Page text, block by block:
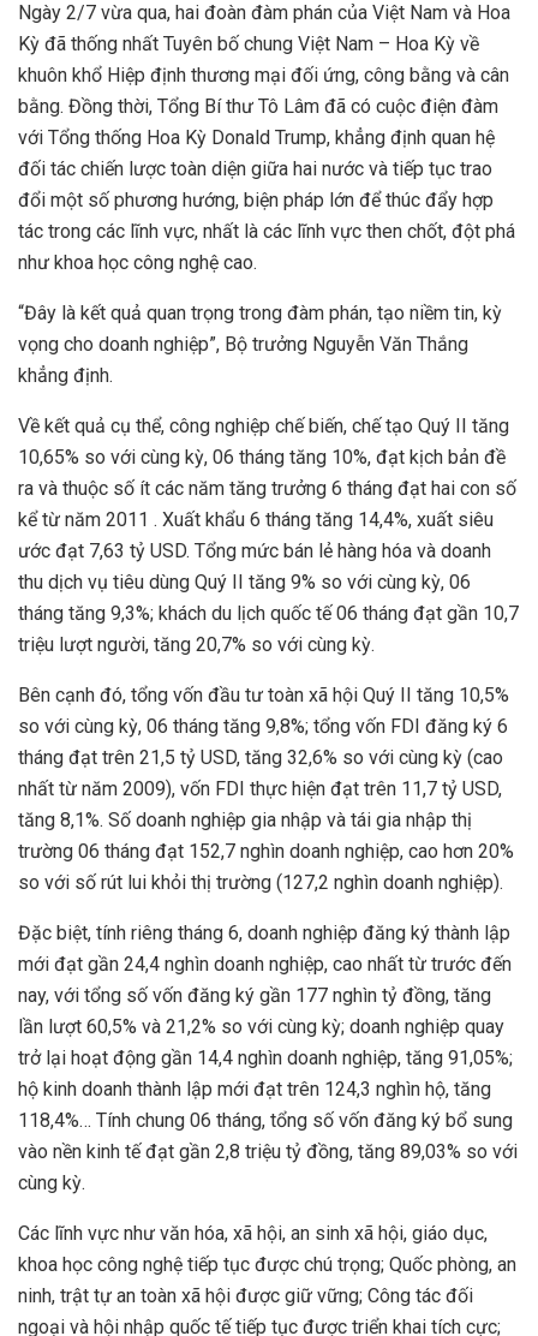
Ngày 2/7 vừa qua, hai đoàn đàm phán của Việt Nam và Hoa
Kỳ đã thống nhất Tuyên bố chung Việt Nam – Hoa Kỳ về
khuôn khổ Hiệp định thương mại đối ứng, công bằng và cân
bằng. Đồng thời, Tổng Bí thư Tô Lâm đã có cuộc điện đàm
với Tổng thống Hoa Kỳ Donald Trump, khẳng định quan hệ
đối tác chiến lược toàn diện giữa hai nước và tiếp tục trao
đổi một số phương hướng, biện pháp lớn để thúc đẩy hợp
tác trong các lĩnh vực, nhất là các lĩnh vực then chốt, đột phá
như khoa học công nghệ cao.
“Đây là kết quả quan trọng trong đàm phán, tạo niềm tin, kỳ
vọng cho doanh nghiệp”, Bộ trưởng Nguyễn Văn Thắng
khẳng định.
Về kết quả cụ thể, công nghiệp chế biến, chế tạo Quý II tăng
10,65% so với cùng kỳ, 06 tháng tăng 10%, đạt kịch bản đề
ra và thuộc số ít các năm tăng trưởng 6 tháng đạt hai con số
kể từ năm 2011 . Xuất khẩu 6 tháng tăng 14,4%, xuất siêu
ước đạt 7,63 tỷ USD. Tổng mức bán lẻ hàng hóa và doanh
thu dịch vụ tiêu dùng Quý II tăng 9% so với cùng kỳ, 06
tháng tăng 9,3%; khách du lịch quốc tế 06 tháng đạt gần 10,7
triệu lượt người, tăng 20,7% so với cùng kỳ.
Bên cạnh đó, tổng vốn đầu tư toàn xã hội Quý II tăng 10,5%
so với cùng kỳ, 06 tháng tăng 9,8%; tổng vốn FDI đăng ký 6
tháng đạt trên 21,5 tỷ USD, tăng 32,6% so với cùng kỳ (cao
nhất từ năm 2009), vốn FDI thực hiện đạt trên 11,7 tỷ USD,
tăng 8,1%. Số doanh nghiệp gia nhập và tái gia nhập thị
trường 06 tháng đạt 152,7 nghìn doanh nghiệp, cao hơn 20%
so với số rút lui khỏi thị trường (127,2 nghìn doanh nghiệp).
Đặc biệt, tính riêng tháng 6, doanh nghiệp đăng ký thành lập
mới đạt gần 24,4 nghìn doanh nghiệp, cao nhất từ trước đến
nay, với tổng số vốn đăng ký gần 177 nghìn tỷ đồng, tăng
lần lượt 60,5% và 21,2% so với cùng kỳ; doanh nghiệp quay
trở lại hoạt động gần 14,4 nghìn doanh nghiệp, tăng 91,05%;
hộ kinh doanh thành lập mới đạt trên 124,3 nghìn hộ, tăng
118,4%… Tính chung 06 tháng, tổng số vốn đăng ký bổ sung
vào nền kinh tế đạt gần 2,8 triệu tỷ đồng, tăng 89,03% so với
cùng kỳ.
Các lĩnh vực như văn hóa, xã hội, an sinh xã hội, giáo dục,
khoa học công nghệ tiếp tục được chú trọng; Quốc phòng, an
ninh, trật tự an toàn xã hội được giữ vững; Công tác đối
ngoại và hội nhập quốc tế tiếp tục được triển khai tích cực;